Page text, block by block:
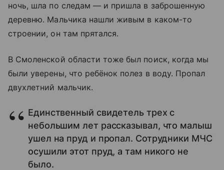
ночь, шла по следам — и пришла в заброшенную
деревню. Мальчика нашли живым в каком-то
строении, он там прятался.
В Смоленской области тоже был поиск, когда мы
были уверены, что ребёнок полез в воду. Пропал
двухлетний мальчик.
Единственный свидетель трех с
небольшим лет рассказывал, что малыш
ушел на пруд и пропал. Сотрудники МЧС
осушили этот пруд, а там никого не
было.